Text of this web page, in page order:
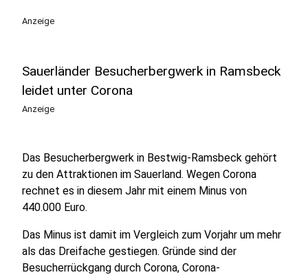
Anzeige
Sauerländer Besucherbergwerk in Ramsbeck
leidet unter Corona
Anzeige
Das Besucherbergwerk in Bestwig-Ramsbeck gehört
zu den Attraktionen im Sauerland. Wegen Corona
rechnet es in diesem Jahr mit einem Minus von
440.000 Euro.
Das Minus ist damit im Vergleich zum Vorjahr um mehr
als das Dreifache gestiegen. Gründe sind der
Besucherrückgang durch Corona, Corona-